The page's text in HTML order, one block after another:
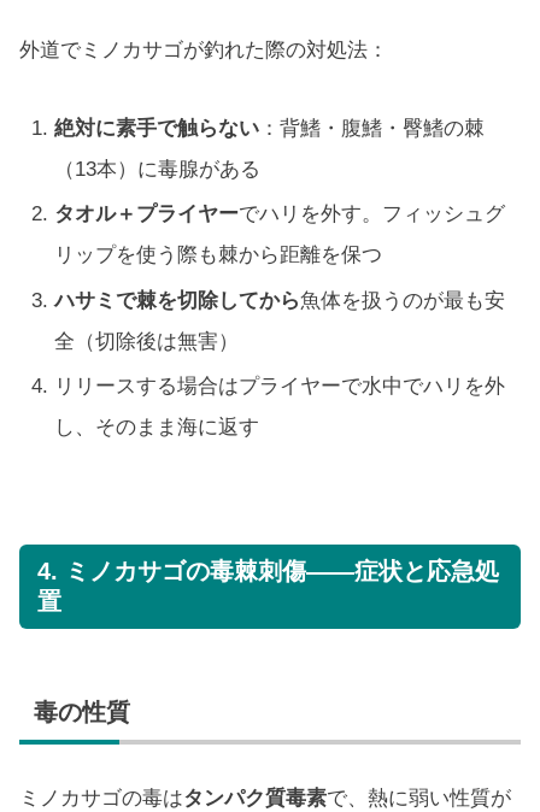
外道でミノカサゴが釣れた際の対処法：
絶対に素手で触らない ：背鰭・腹鰭・臀鰭の棘
（13本）に毒腺がある
タオル＋プライヤーでハリを外す。フィッシュグ
リップを使う際も棘から距離を保つ
ハサミで棘を切除してから魚体を扱うのが最も安
全（切除後は無害）
リリースする場合はプライヤーで水中でハリを外
し、そのまま海に返す
4. ミノカサゴの毒棘刺傷——症状と応急処
置
毒の性質
ミノカサゴの毒はタンパク質毒素で、熱に弱い性質が